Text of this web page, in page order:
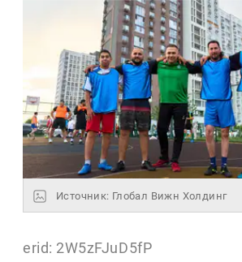
Источник: Глобал Вижн Холдинг
erid: 2W5zFJuD5fP